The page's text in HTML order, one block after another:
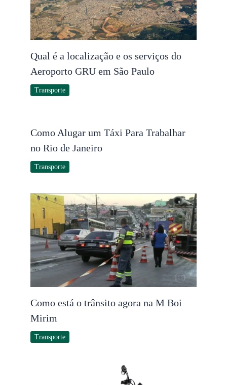
Qual é a localização e os serviços do
Aeroporto GRU em São Paulo
Transporte
Como Alugar um Táxi Para Trabalhar
no Rio de Janeiro
Transporte
Como está o trânsito agora na M Boi
Mirim
Transporte